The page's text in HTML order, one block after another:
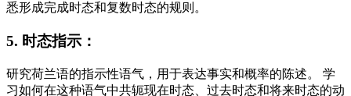
悉形成完成时态和复数时态的规则。
5. 时态指示：
研究荷兰语的指示性语气，用于表达事实和概率的陈述。 学
习如何在这种语气中共轭现在时态、过去时态和将来时态的动